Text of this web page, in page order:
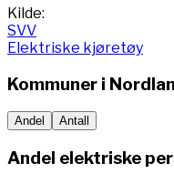
End of interactive chart.
Kilde:
SVV
Elektriske kjøretøy
Kommuner i
Andel Antall
Andel elektriske